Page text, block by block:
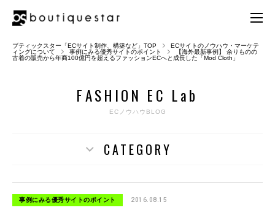
ブティックスター「ECサイト制作、構築など」TOP
ECサイトのノウハウ・マーケテ
ィングについて
事例にみる優秀サイトのポイント
【海外最新事例】 余りものの
古着の販売から年商100億円を超えるファッションECへと成長した「Mod Cloth」
FASH IO N E C Lab
ECノウハウBLOG
事例にみる優秀サイトのポイント 2016.08.15
CATEGORY